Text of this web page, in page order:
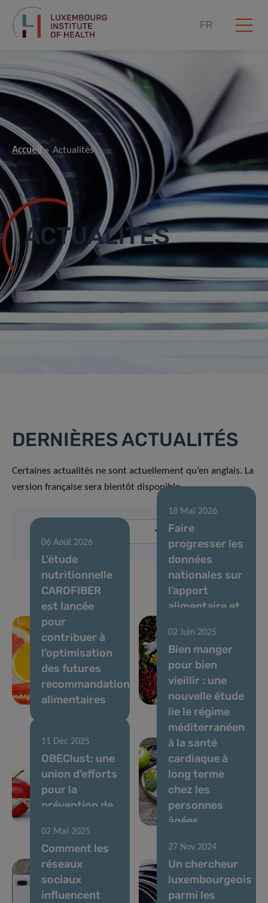
FR
Accueil Actualités
ACTUALITÉS
DERNIÈRES ACTUALITÉS
Certaines actualités ne sont actuellement qu’en anglais. La
version française sera bientôt disponible.
06 Août 2026
L’étude
nutritionnelle
CAROFIBER
est lancée
pour
contribuer à
l’optimisation
des futures
recommandations
alimentaires
18 Mai 2026
Faire
progresser les
données
nationales sur
l’apport
alimentaire et
des risques
chimiques et
nutritionnels
au
Luxembourg
11 Déc 2025
OBEClust: une
union d’efforts
pour la
prévention de
02 Juin 2025
Bien manger
pour bien
vieillir : une
nouvelle étude
lie le régime
méditerranéen
à la santé
cardiaque à
long terme
chez les
personnes
âgées
02 Mai 2025
Comment les
réseaux
sociaux
influencent
27 Nov 2024
Un chercheur
luxembourgeois
parmi les